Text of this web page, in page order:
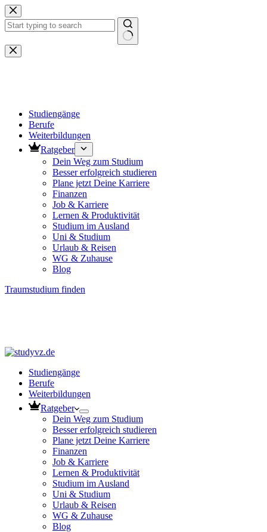
Zum
Inhalt
springen
Keine
Ergebnisse
Studiengänge
Berufe
Weiterbildungen
Ratgeber
Dein Weg zum Studium
Besser erfolgreich studieren
Plane jetzt Deine Karriere
Finanzen
Job & Karriere
Lernen & Produktivität
Studium im Ausland
Uni & Studium
Urlaub & Reisen
WG & Zuhause
Blog
Traumstudium finden
Studiengänge
Berufe
Weiterbildungen
Ratgeber
Dein Weg zum Studium
Besser erfolgreich studieren
Plane jetzt Deine Karriere
Finanzen
Job & Karriere
Lernen & Produktivität
Studium im Ausland
Uni & Studium
Urlaub & Reisen
WG & Zuhause
Blog